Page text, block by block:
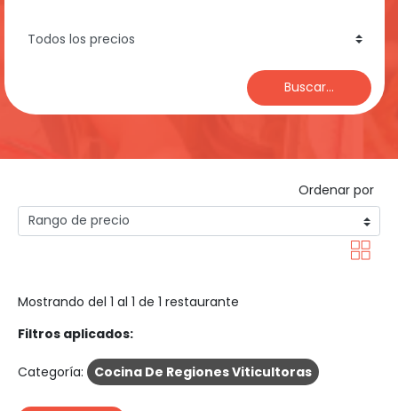
price
Buscar...
Ordenar por
Mostrando del 1 al 1 de 1 restaurante
Filtros aplicados:
Categoría: Cocina De Regiones Viticultoras